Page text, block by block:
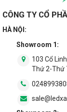
CÔNG TY CỔ
HÀ NỘI:
Showroom 1:
103 Cổ
Thứ 2-Thứ